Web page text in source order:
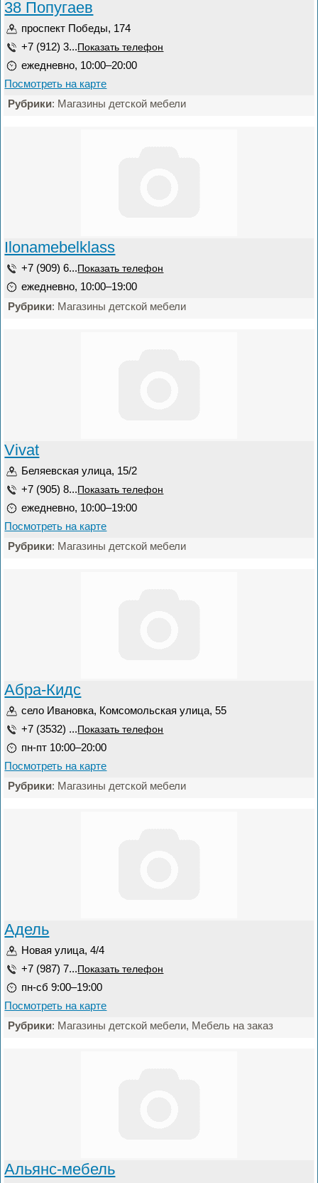
38 Попугаев
проспект Победы, 174
+7 (912) 3... Показать телефон
ежедневно, 10:00–20:00
Посмотреть на карте
Рубрики: Магазины детской мебели
Ilonamebelklass
+7 (909) 6... Показать телефон
ежедневно, 10:00–19:00
Рубрики: Магазины детской мебели
Vivat
Беляевская улица, 15/2
+7 (905) 8... Показать телефон
ежедневно, 10:00–19:00
Посмотреть на карте
Рубрики: Магазины детской мебели
Абра-Кидс
село Ивановка, Комсомольская улица, 55
+7 (3532) ... Показать телефон
пн-пт 10:00–20:00
Посмотреть на карте
Рубрики: Магазины детской мебели
Адель
Новая улица, 4/4
+7 (987) 7... Показать телефон
пн-сб 9:00–19:00
Посмотреть на карте
Рубрики: Магазины детской мебели, Мебель на заказ
Альянс-мебель